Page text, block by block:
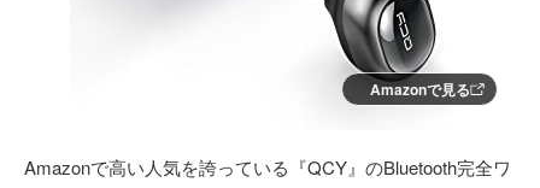
Amazonで見る
Amazonで高い人気を誇っている『QCY』のBluetooth完全ワ